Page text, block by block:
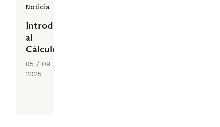
Noticia
Introducción
al
Cálculo
05 / 09 /
2025